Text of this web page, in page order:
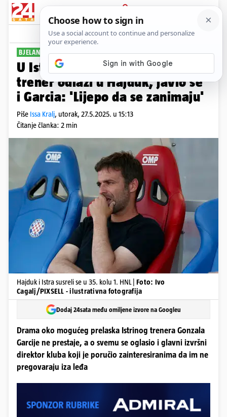
PRIJAVA
Sport Komentari
BJELANOVIĆ POD UGOVOROM
U Istri oštri o glasinama da im
trener odlazi u Hajduk, javio se
i Garcia: 'Lijepo da se zanimaju'
Piše Issa Kralj, utorak, 27.5.2025. u 15:13
Čitanje članka: 2 min
Hajduk i Istra susreli se u 35. kolu 1. HNL | Foto: Ivo
Cagalj/PIXSELL - ilustrativna fotografija
Dodaj 24sata među omiljene izvore na Googleu
Drama oko mogućeg prelaska Istrinog trenera Gonzala
Garcije ne prestaje, a o svemu se oglasio i glavni izvršni
direktor kluba koji je poručio zainteresiranima da im ne
pregovaraju iza leđa